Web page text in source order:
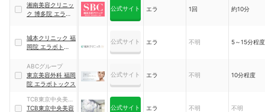
湘南美容クリニッ
ク 博多院 エラボ
公式サイト エラ 1回 約10分
城本クリニック 福
岡院 エラボトック
公式サイト エラ 不明 5～15分程度
ABCグループ
東京美容外科 福岡
院 エラボトックス
公式サイト エラ 不明 10分程度
TCB東京中央美容
外科グループ
TCB東京中央美容
公式サイト エラ 不明 不明